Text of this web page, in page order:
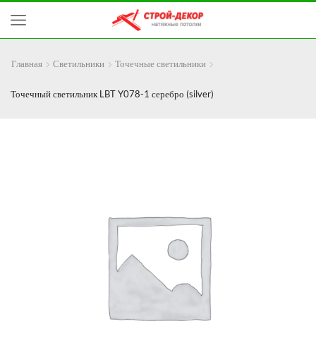
Главная Светильники Точечные светильники
Точечный светильник LBT Y078-1 серебро (silver)